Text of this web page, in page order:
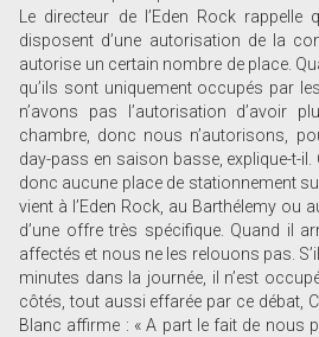
Le directeur de l’Eden Rock
disposent d’une autorisation de la
autorise un certain nombre de place.
qu’ils sont uniquement occupés par
n’avons pas l’autorisation d’avoir
chambre, donc nous n’autorisons,
day-pass en saison basse, explique-t-il.
donc aucune place de stationnement
vient à l’Eden Rock, au Barthélemy ou
d’une offre très spécifique. Quand il
affectés et nous ne les relouons pas.
minutes dans la journée, il n’est
côtés, tout aussi effarée par ce débat,
Blanc affirme : « A part le fait de nous